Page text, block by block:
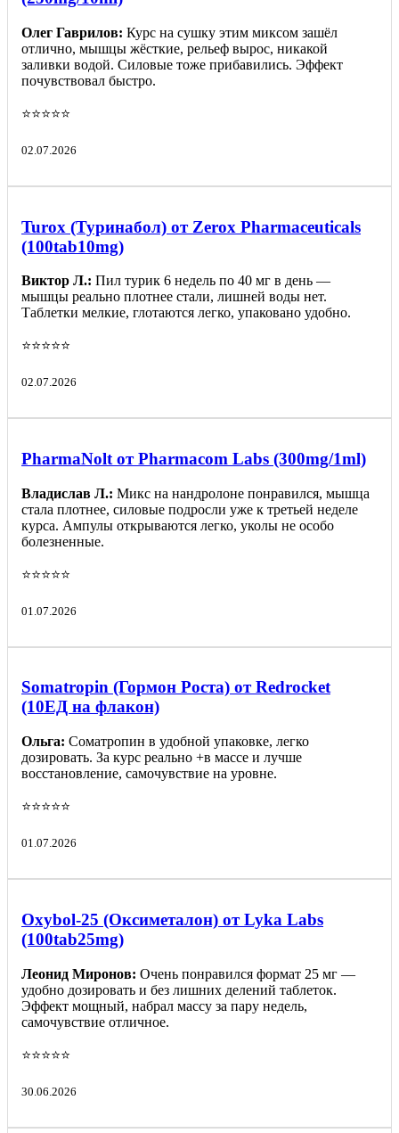
Олег Гаврилов: Курс на сушку этим миксом зашёл
отлично, мышцы жёсткие, рельеф вырос, никакой
заливки водой. Силовые тоже прибавились. Эффект
почувствовал быстро.
⭐️⭐️⭐️⭐️⭐️
02.07.2026
Turox (Туринабол) от Zerox Pharmaceuticals
(100tab10mg)
Виктор Л.: Пил турик 6 недель по 40 мг в день —
мышцы реально плотнее стали, лишней воды нет.
Таблетки мелкие, глотаются легко, упаковано удобно.
⭐️⭐️⭐️⭐️⭐️
02.07.2026
PharmaNolt от Pharmacom Labs (300mg/1ml)
Владислав Л.: Микс на нандролоне понравился, мышца
стала плотнее, силовые подросли уже к третьей неделе
курса. Ампулы открываются легко, уколы не особо
болезненные.
⭐️⭐️⭐️⭐️⭐️
01.07.2026
Somatropin (Гормон Роста) от Redrocket
(10ЕД на флакон)
Ольга: Соматропин в удобной упаковке, легко
дозировать. За курс реально +в массе и лучше
восстановление, самочувствие на уровне.
⭐️⭐️⭐️⭐️⭐️
01.07.2026
Oxybol-25 (Оксиметалон) от Lyka Labs
(100tab25mg)
Леонид Миронов: Очень понравился формат 25 мг —
удобно дозировать и без лишних делений таблеток.
Эффект мощный, набрал массу за пару недель,
самочувствие отличное.
⭐️⭐️⭐️⭐️⭐️
30.06.2026